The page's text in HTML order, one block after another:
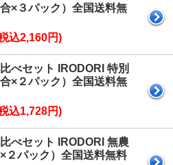
×３パック）全国送料無
込2,160円)
べセット IRODORI 特別
×２パック）全国送料無
込1,728円)
べセット IRODORI 無農
２パック）全国送料無料